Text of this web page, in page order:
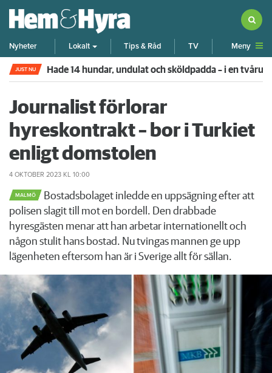
Nyheter Lokalt Tips & Råd TV Meny
JUST NU Hade 14 hundar, undulat och sköldpadda – i en
Journalist förlorar
hyreskontrakt – bor i Turkiet
enligt domstolen
4 OKTOBER 2023 KL 10:00
MALMÖ
Bostadsbolaget inledde en uppsägning efter att
polisen slagit till mot en bordell. Den drabbade
hyresgästen menar att han arbetar internationellt och
någon stulit hans bostad. Nu tvingas mannen ge upp
lägenheten eftersom han är i Sverige allt för sällan.